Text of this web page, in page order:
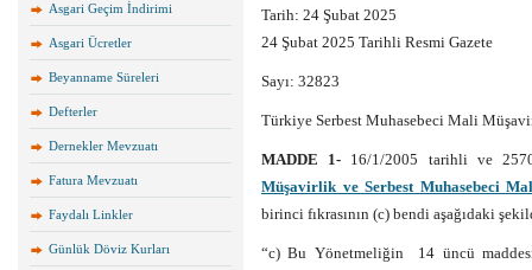
Asgari Geçim İndirimi
Asgari Ücretler
Beyanname Süreleri
Defterler
Dernekler Mevzuatı
Fatura Mevzuatı
Faydalı Linkler
Günlük Döviz Kurları
Tarih: 24 Şubat 2025
24 Şubat 2025 Tarihli Resmi Gazete
Sayı: 32823
Türkiye Serbest Muhasebeci Mali
MADDE 1- 16/1/2005 tarihli ve
Müşavirlik ve Serbest Muhasebeci
birinci fıkrasının (c) bendi aşağıdaki
“c) Bu Yönetmeliğin 14 üncü maddesi